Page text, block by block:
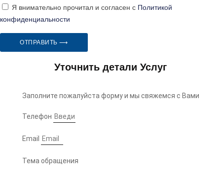
Я внимательно прочитал и согласен с Политикой
конфиденциальности
ОТПРАВИТЬ ⟶
Уточнить детали Услуг
Заполните пожалуйста форму и мы свяжемся с Вами
Телефон
Email
Тема обращения